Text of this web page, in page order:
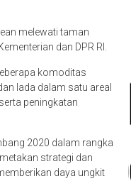
melewati taman
dan DPR RI.
komoditas
lada dalam satu areal
peningkatan
2020 dalam rangka
strategi dan
daya ungkit